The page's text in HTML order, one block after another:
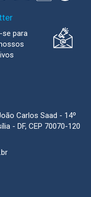
se para
Carlos Saad - 14º
- DF, CEP 70070-120